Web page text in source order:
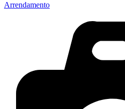
Arrendamento